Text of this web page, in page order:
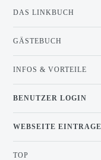
DAS LINKBUCH
GÄSTEBUCH
INFOS & VORTEILE
BENUTZER LOGIN
WEBSEITE
TOP